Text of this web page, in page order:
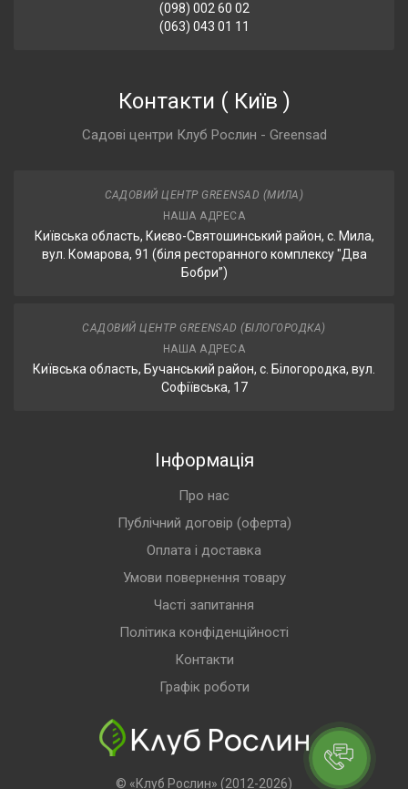
(098) 002 60 02
(063) 043 01 11
Контакти ( Київ )
Садові центри Клуб Рослин - Greensad
САДОВИЙ ЦЕНТР GREENSAD (МИЛА)
НАША АДРЕСА
Київська область, Києво-Святошинський район, с. Мила,
вул. Комарова, 91 (біля ресторанного комплексу "Два
Бобри”)
САДОВИЙ ЦЕНТР GREENSAD (БІЛОГОРОДКА)
НАША АДРЕСА
Київська область, Бучанський район, с. Білогородка, вул.
Софіївська, 17
Інформація
Про нас
Публічний договір (оферта)
Оплата і доставка
Умови повернення товару
Часті запитання
Політика конфіденційності
Контакти
Графік роботи
© «Клуб Рослин» (2012-2026)